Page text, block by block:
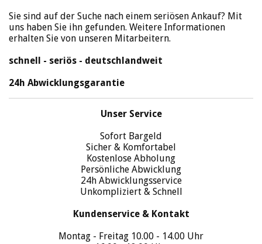
Sie sind auf der Suche nach einem seriösen Ankauf? Mit
uns haben Sie ihn gefunden. Weitere Informationen
erhalten Sie von unseren Mitarbeitern.
schnell - seriös - deutschlandweit
24h Abwicklungsgarantie
Unser Service
Sofort Bargeld
Sicher & Komfortabel
Kostenlose Abholung
Persönliche Abwicklung
24h Abwicklungsservice
Unkompliziert & Schnell
Kundenservice & Kontakt
Montag - Freitag 10.00 - 14.00 Uhr